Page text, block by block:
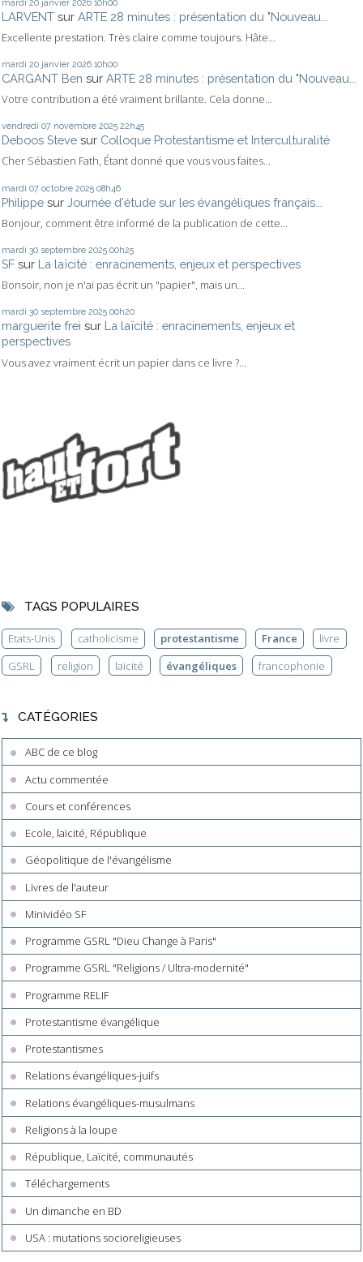
mardi 20 janvier 2026 10h00
LARVENT sur ARTE 28 minutes : présentation du "Nouveau...
Excellente prestation. Très claire comme toujours. Hâte...
mardi 20 janvier 2026 10h00
CARGANT Ben sur ARTE 28 minutes : présentation du "Nouveau...
Votre contribution a été vraiment brillante. Cela donne...
vendredi 07 novembre 2025 22h45
Deboos Steve sur Colloque Protestantisme et Interculturalité
Cher Sébastien Fath, Étant donné que vous vous faites...
mardi 07 octobre 2025 08h46
Philippe sur Journée d'étude sur les évangéliques français...
Bonjour, comment être informé de la publication de cette...
mardi 30 septembre 2025 00h25
SF sur La laïcité : enracinements, enjeux et perspectives
Bonsoir, non je n'ai pas écrit un "papier", mais un...
mardi 30 septembre 2025 00h20
marguerite frei sur La laïcité : enracinements, enjeux et
perspectives
Vous avez vraiment écrit un papier dans ce livre ?...
TAGS POPULAIRES
Etats-Unis catholicisme protestantisme France
livre
GSRL
religion laïcité évangéliques francophonie
CATÉGORIES
ABC de ce blog
Actu commentée
Cours et conférences
Ecole, laïcité, République
Géopolitique de l'évangélisme
Livres de l'auteur
Minividéo SF
Programme GSRL "Dieu Change à Paris"
Programme GSRL "Religions / Ultra-modernité"
Programme RELIF
Protestantisme évangélique
Protestantismes
Relations évangéliques-juifs
Relations évangéliques-musulmans
Religions à la loupe
République, Laïcité, communautés
Téléchargements
Un dimanche en BD
USA : mutations socioreligieuses